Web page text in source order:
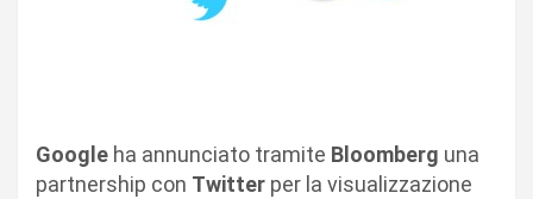
Google ha annunciato tramite Bloomberg una
partnership con Twitter per la visualizzazione